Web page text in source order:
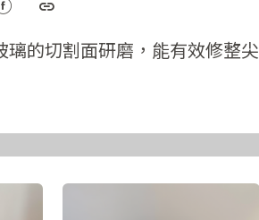
須大於8位數
註冊的切割面研磨，能有效修整尖